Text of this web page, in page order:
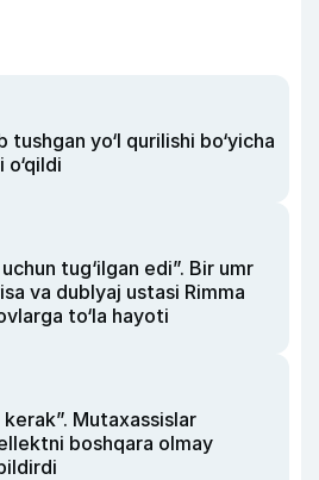
tushgan yo‘l qurilishi bo‘yicha
o‘qildi
tug‘ilgan edi”. Bir umr
va dublyaj ustasi Rimma
to‘la hayoti
Mutaxassislar
boshqara olmay